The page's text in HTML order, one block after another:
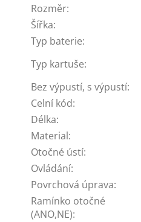
Rozměr:
Šířka:
Typ baterie:
Typ kartuše:
Bez výpustí, s výpustí:
Celní kód:
Délka:
Material:
Otočné ústí:
Ovládání:
Povrchová úprava:
Ramínko otočné
(ANO,NE):